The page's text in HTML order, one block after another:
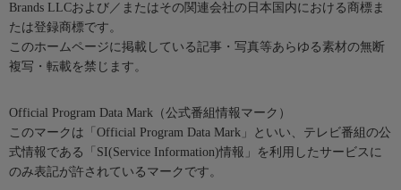
Brands LLCおよび／またはその関連会社の日本国内における商標ま
たは登録商標です。
このホームページに掲載している記事・写真等あらゆる素材の無断
複写・転載を禁じます。
Official Program Data Mark（公式番組情報マーク）
このマークは「Official Program Data Mark」といい、テレビ番組の公
式情報である「SI(Service Information)情報」を利用したサービスに
のみ表記が許されているマークです。